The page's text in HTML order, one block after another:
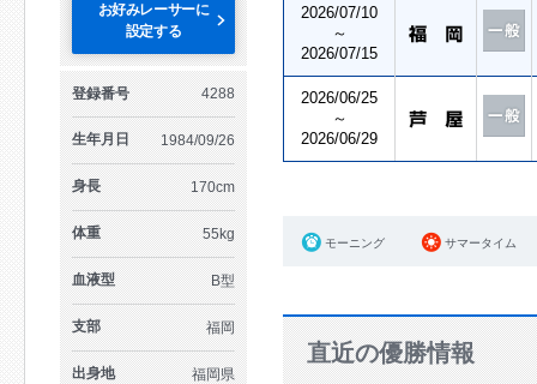
お好みレーサーに
設定する
登録番号 4288
生年月日 1984/09/26
身長 170cm
体重 55kg
血液型 B型
支部 福岡
出身地 福岡県
2026/07/10
～
2026/07/15
2026/06/25
～
2026/06/29
モーニング サマータイム
直近の優勝情報